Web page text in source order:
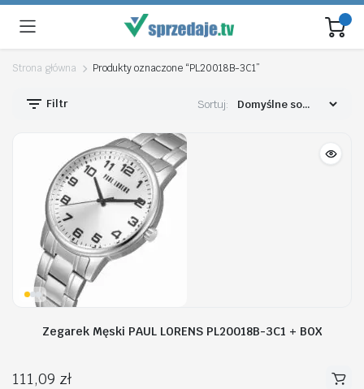
Strona główna Produkty oznaczone “PL20018B-3C1”
Filtr Sortuj:
Zegarek Męski PAUL LORENS PL20018B-3C1 + BOX
111,09 zł